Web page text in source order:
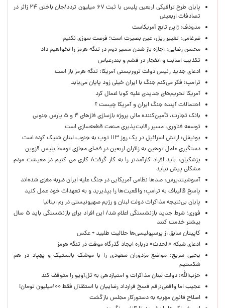
پایان طرح ترافیکی اربعین پلیس با ثبت ۶۷ میلیون تردد/جان باختن ۲۴ زائر در
تصادفات اربعینی
مدودف: ژاپن تابع آمریکاست
ضرغامی: تغییر ریل، عین بصیرت است؛ فرصت سوزی نکنیم
محسن رضایی: اجازه باز شدن مسیر دوم در تنگه هرمز را نخواهیم داد
تکذیب اصابت و انفجار در قشم و بندرعباس
ادعای جدید رئیس دولت تروریستی آمریکا: تنگه هرمز باز است
ترامپ: فکر می‌کنم جنگ با ایران خیلی زود پایان می‌یابد
آمریکا تحریم‌های جدیدی علیه کوبا اعمال کرد
احتمالات آینده جنگ ایران و آمریکا چیست ؟
بانک تجارت، تأمین‌کننده مالی پروژه بازسازی فازهای ۴ و ۵ پارس جنوبی
توسعه فناوری، مسیر رقابت‌پذیری صنعت قطعه‌سازی است
یونیفل: ارتش اسرائیل در یک روز ۱۱۳ توپ به جنوب لبنان شلیک کرده است
دستگیری عامل توهین به زائران اربعین در فضای مجازی توسط پلیس قزوین
پزشکیان: باید افراد کارآمدتر را به کار گرفت/ کاری می کنیم در معیشت مردم
مشکلی پیش نیاید
آسوشیتدپرس: صدها نظامی آمریکایی در جنگ علیه ایران ضربه مغزی شده‌اند
پاسخ قالیباف به ترامپ: واقعیت‌ها را بپذیرید و به تعهدات خود عمل کنید
پایان بی‌نتیجه مذاکرات دولت لبنان و رژیم صهیونیستی در رم ایتالیا
فوری؛ شرط جدید بازنشستگی اعلام شد/ این افراد برای بازنشستگی باید ۵ سال
بیشتر خدمت کنند
کاپیتان سابق از پرسپولیسی‌ها حلالیت طلبید + عکس
ادعای شبکه «الحدث» درباره ایجاد گذرگاه موقت در تنگه هرمز
یحیی سریع: مواضع مزدوران سعودی را با موشک بالستیک و پهپاد در هم
شکستیم
حزب‌الله: دولت لبنان مذاکرات و امتیازدهی به تل‌آویو را متوقف کند
عجیب اما واقعی:رقم فسخ قرارداد رضاییان با استقلال فقط ۱۰۰میلیون تومان!
اصلاح قانون مهریه به دستورکار مجلس بازگشت